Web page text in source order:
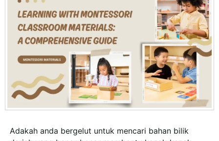
Adakah anda bergelut untuk mencari bahan bilik